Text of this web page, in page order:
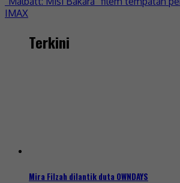
IMAX
Terkini
Mira Filzah dilantik duta OWNDAYS